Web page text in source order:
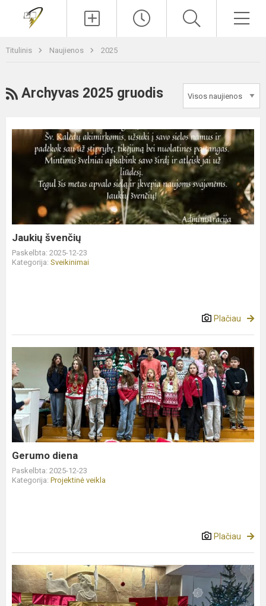
Titulinis Naujienos 2025
RSS
Archyvas 2025 gruodis
Jaukių
švenčių
Jaukių švenčių
Paskelbta: 2025-12-23
Kategorija: Sveikinimai
Plačiau
diena
Gerumo diena
Paskelbta: 2025-12-23
Kategorija: Projektinė veikla
Plačiau
Visą
mėnesį
vyko